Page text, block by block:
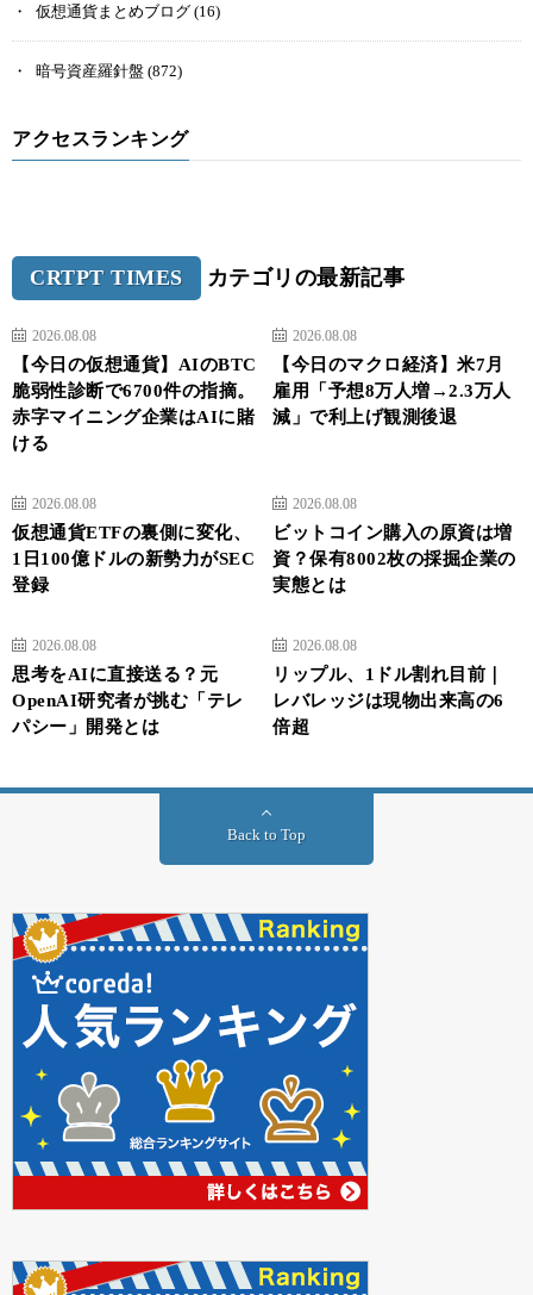
仮想通貨まとめブログ (16)
暗号資産羅針盤 (872)
アクセスランキング
CRTPT TIMES カテゴリの最新記事
2026.08.08
【今日の仮想通貨】AIのBTC
脆弱性診断で6700件の指摘。
赤字マイニング企業はAIに賭
ける
2026.08.08
【今日のマクロ経済】米7月
雇用「予想8万人増→2.3万人
減」で利上げ観測後退
2026.08.08
仮想通貨ETFの裏側に変化、
1日100億ドルの新勢力がSEC
登録
2026.08.08
ビットコイン購入の原資は増
資？保有8002枚の採掘企業の
実態とは
2026.08.08
思考をAIに直接送る？元
OpenAI研究者が挑む「テレ
パシー」開発とは
2026.08.08
リップル、1ドル割れ目前｜
レバレッジは現物出来高の6
倍超
Back to Top